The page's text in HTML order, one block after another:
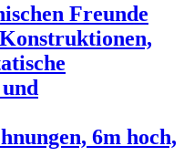
Freunde
6m hoch,